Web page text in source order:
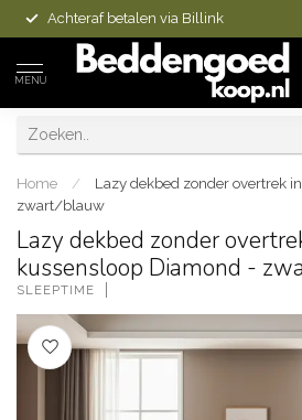
Achteraf betalen via Billink
MENU
Home /
Lazy dekbed zonder overtrek
zwart/blauw
Lazy dekbed zonder
kussensloop Diamond -
SLEEPTIME